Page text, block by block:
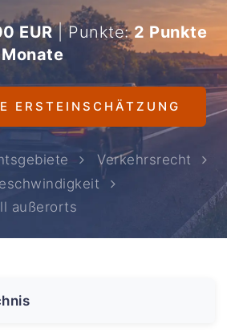
EUR| Punkte:2 Punkte
ERSTEINSCHÄTZUNG
Verkehrsrecht
außerorts